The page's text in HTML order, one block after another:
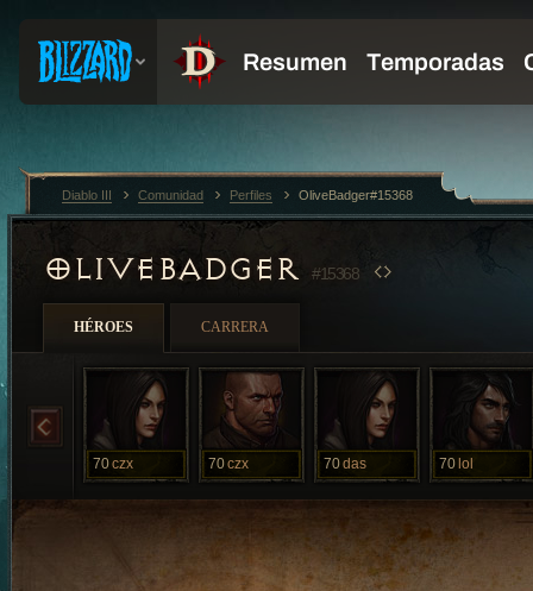
OLIVEBADGER #15368
HÉROES CARRERA
70czx 70czx 70das 70 lol
Diablo III Comunidad Perfiles OliveBadger#15368